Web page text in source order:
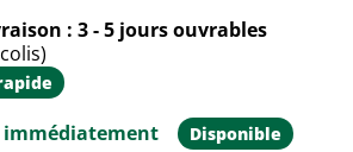
: 3 - 5 jours ouvrables
immédiatement Disponible